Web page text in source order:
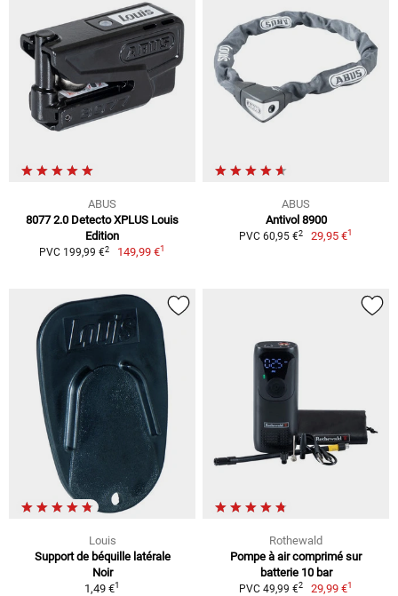
ABUS
8077 2.0 Detecto XPLUS Louis
Edition
PVC 199,99 €2 149,99 €1
ABUS
Antivol 8900
PVC 60,95 €2 29,95 €1
Louis
Support de béquille latérale
Noir
1,49 €1
Rothewald
Pompe à air comprimé sur
batterie 10 bar
PVC 49,99 €2 29,99 €1